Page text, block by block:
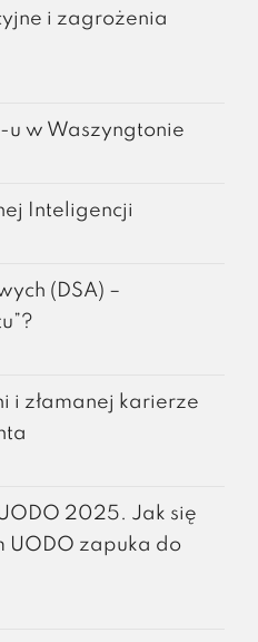
i zagrożenia
u w Waszyngtonie
Inteligencji
(DSA) –
i złamanej karierze
2025. Jak się
UODO zapuka do